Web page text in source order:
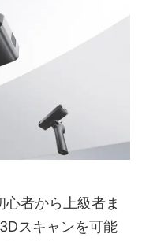
者から上級者ま
スキャンを可能